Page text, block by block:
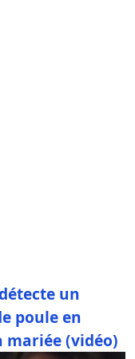
un
poule en
(vidéo)